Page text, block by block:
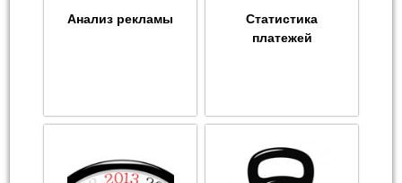
Анализ рекламы
Статистика
платежей